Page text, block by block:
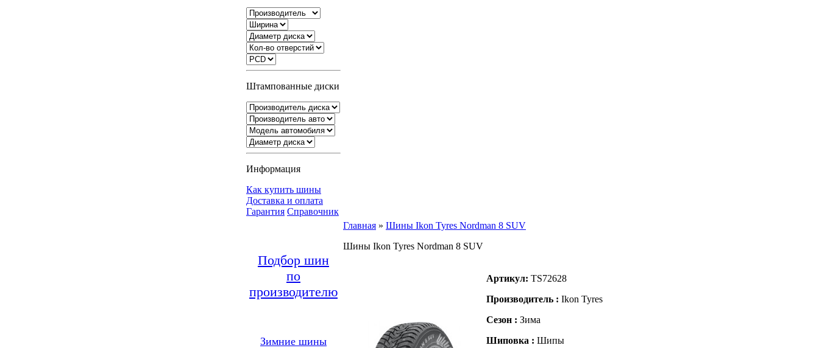
Штампованные диски
Информация
Как купить шины
Доставка и оплата
Гарантия Справочник
Подбор шин
по
производителю
Зимние шины
Главная » Шины Ikon Tyres Nordman 8 SUV
Шины Ikon Tyres Nordman 8 SUV
Артикул: TS72628
Производитель : Ikon Tyres
Сезон : Зима
Шиповка : Шипы